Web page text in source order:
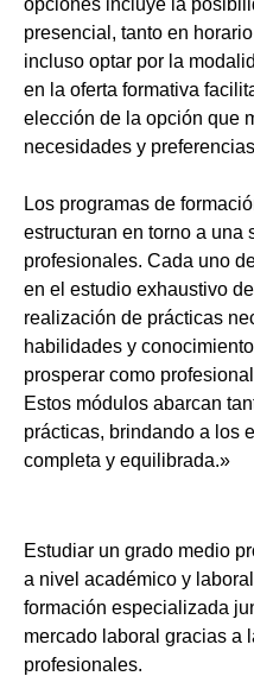
opciones incluye la
presencial, tanto en
incluso optar por la
en la oferta formativa
elección de la opción que
necesidades y
Los programas de
estructuran en torno a una
profesionales. Cada uno
en el estudio exhaustivo
realización de prácticas
habilidades y
prosperar como
Estos módulos abarcan
prácticas, brindando a los
completa y equilibrada.»
Estudiar un grado medio
a nivel académico y
formación especializada
mercado laboral gracias a
profesionales.